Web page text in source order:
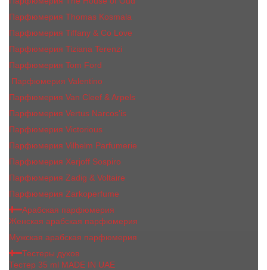
Парфюмерия Thomas Kosmala
Парфюмерия Tiffany & Co Love
Парфюмерия Tiziana Terenzi
Парфюмерия Tom Ford
Парфюмерия Valentino
Парфюмерия Van Cleef & Arpels
Парфюмерия Vertus Narcos'is
Парфюмерия Victorious
Парфюмерия Vilhelm Parfumerie
Парфюмерия Xerjoff Sospiro
Парфюмерия Zadig & Voltaire
Парфюмерия Zarkoperfume
Арабская парфюмерия
Женская арабская парфюмерия
Мужская арабская парфюмерия
Тестеры духов
Тестер 35 ml MADE IN UAE